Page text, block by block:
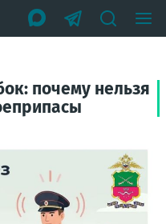
почему нельзя